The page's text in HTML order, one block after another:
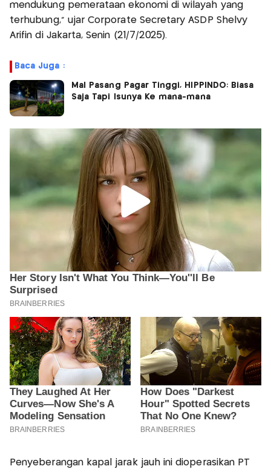
mendukung pemerataan ekonomi di wilayah yang
terhubung,” ujar Corporate Secretary ASDP Shelvy
Arifin di Jakarta, Senin (21/7/2025).
Baca Juga :
Mal Pasang Pagar Tinggi, HIPPINDO: Biasa
Saja Tapi Isunya Ke mana-mana
Penyeberangan kapal jarak jauh ini dioperasikan PT